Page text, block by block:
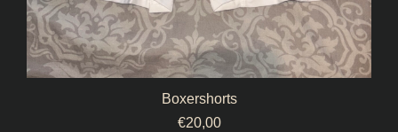
Boxershorts
€20,00